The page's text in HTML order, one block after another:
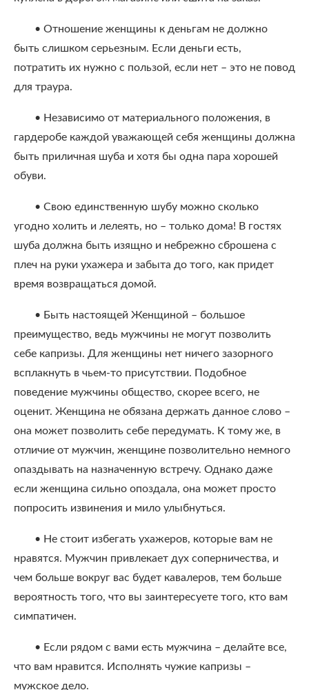
• Отношение женщины к деньгам не должно
быть слишком серьезным. Если деньги есть,
потратить их нужно с пользой, если нет – это не повод
для траура.
• Независимо от материального положения, в
гардеробе каждой уважающей себя женщины должна
быть приличная шуба и хотя бы одна пара хорошей
обуви.
• Свою единственную шубу можно сколько
угодно холить и лелеять, но – только дома! В гостях
шуба должна быть изящно и небрежно сброшена с
плеч на руки ухажера и забыта до того, как придет
время возвращаться домой.
• Быть настоящей Женщиной – большое
преимущество, ведь мужчины не могут позволить
себе капризы. Для женщины нет ничего зазорного
всплакнуть в чьем-то присутствии. Подобное
поведение мужчины общество, скорее всего, не
оценит. Женщина не обязана держать данное слово –
она может позволить себе передумать. К тому же, в
отличие от мужчин, женщине позволительно немного
опаздывать на назначенную встречу. Однако даже
если женщина сильно опоздала, она может просто
попросить извинения и мило улыбнуться.
• Не стоит избегать ухажеров, которые вам не
нравятся. Мужчин привлекает дух соперничества, и
чем больше вокруг вас будет кавалеров, тем больше
вероятность того, что вы заинтересуете того, кто вам
симпатичен.
• Если рядом с вами есть мужчина – делайте все,
что вам нравится. Исполнять чужие капризы –
мужское дело.